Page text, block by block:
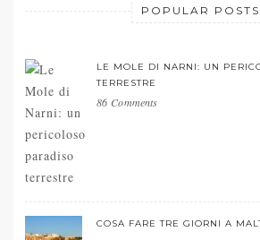
POPULAR POSTS
LE MOLE DI NARNI: UN
TERRESTRE
86 Comments
COSA FARE TRE GIORNI A